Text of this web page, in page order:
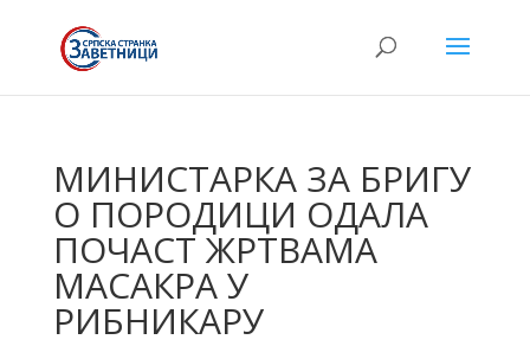
МИНИСТАРКА ЗА БРИГУ
О ПОРОДИЦИ ОДАЛА
ПОЧАСТ ЖРТВАМА
МАСАКРА У
РИБНИКАРУ